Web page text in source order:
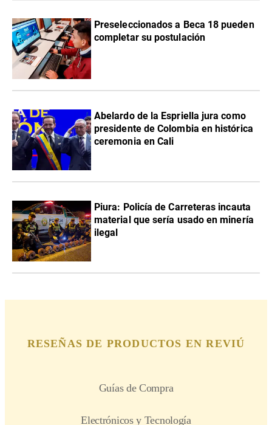
Preseleccionados a Beca 18 pueden
completar su postulación
Abelardo de la Espriella jura como
presidente de Colombia en histórica
ceremonia en Cali
Piura: Policía de Carreteras incauta
material que sería usado en minería
ilegal